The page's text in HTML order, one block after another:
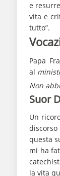
e
vita e
tutto”.
Papa
al
Non
Suor
Un
questa
mi ha
la vita